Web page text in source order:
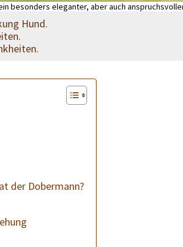
besonders eleganter, aber auch
Hund.
der Dobermann?